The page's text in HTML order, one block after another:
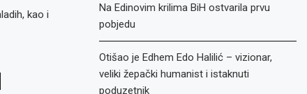
kao i
Na Edinovim krilima BiH ostvarila prvu
pobjedu
Otišao je Edhem Edo Halilić – vizionar,
veliki žepački humanist i istaknuti
poduzetnik